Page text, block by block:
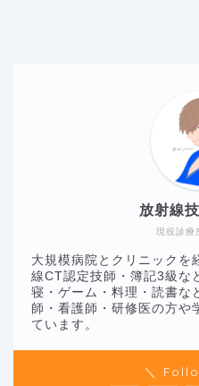
現役診療
放射線
大規模病院とクリニックを
線CT認定技師・簿記3級な
寝・ゲーム・料理・読書な
師・看護師・研修医の方や
ています。
＼